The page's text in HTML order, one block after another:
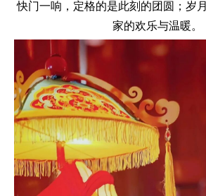
快门一响，定格的是此刻的团圆；岁
家的欢乐与温暖。